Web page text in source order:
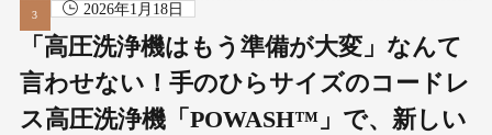
2026年1月18日
「高圧洗浄機はもう準備が大変」なんて
言わせない！手のひらサイズのコードレ
ス高圧洗浄機「POWASH™」で、新しい